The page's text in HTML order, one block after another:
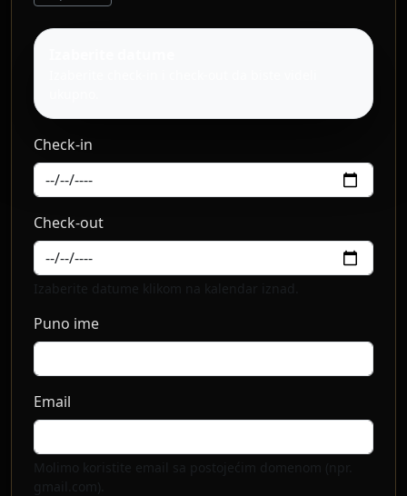
Check-in
Check-out
Izaberite datume klikom na kalendar iznad.
Puno ime
Email
Molimo koristite email sa postojećim domenom (npr.
gmail.com).